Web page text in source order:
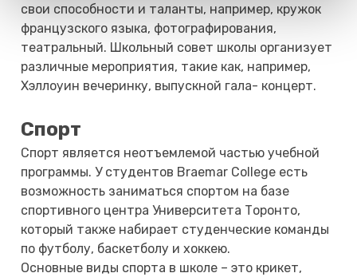
свои способности и таланты, например, кружок
французского языка, фотографирования,
театральный. Школьный совет школы организует
различные мероприятия, такие как, например,
Хэллоуин вечеринку, выпускной гала- концерт.
Спорт
Спорт является неотъемлемой частью учебной
программы. У студентов Braemar College есть
возможность заниматься спортом на базе
спортивного центра Университета Торонто,
который также набирает студенческие команды
по футболу, баскетболу и хоккею.
Основные виды спорта в школе – это крикет,